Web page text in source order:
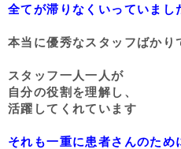
全てが滞りなくいっていまし
本当に優秀なスタッフばかり
スタッフ一人一人が
自分の役割を理解し、
活躍してくれています
それも一重に患者さんのため